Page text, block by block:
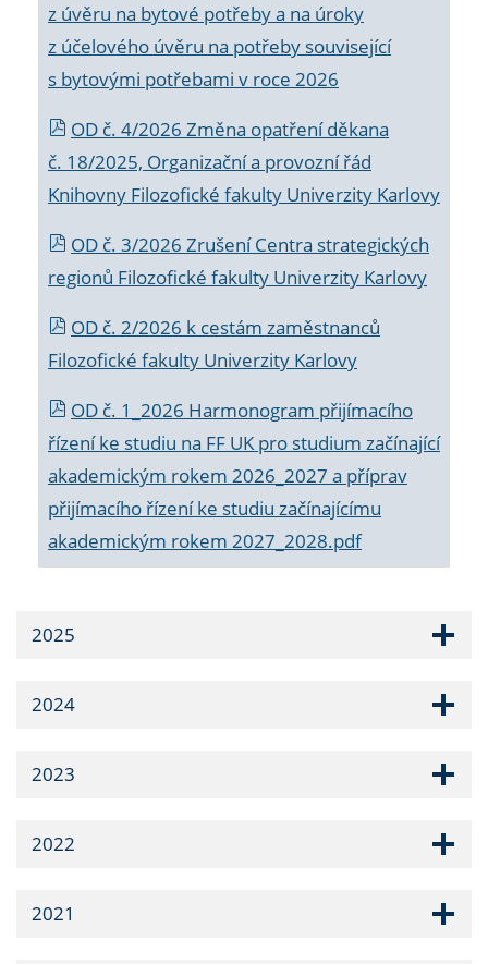
z úvěru na bytové potřeby a na úroky
z účelového úvěru na potřeby související
s bytovými potřebami v roce 2026
OD č. 4/2026 Změna opatření děkana
č. 18/2025, Organizační a provozní řád
Knihovny Filozofické fakulty Univerzity Karlovy
OD č. 3/2026 Zrušení Centra strategických
regionů Filozofické fakulty Univerzity Karlovy
OD č. 2/2026 k cestám zaměstnanců
Filozofické fakulty Univerzity Karlovy
OD č. 1_2026 Harmonogram přijímacího
řízení ke studiu na FF UK pro studium začínající
akademickým rokem 2026_2027 a příprav
přijímacího řízení ke studiu začínajícímu
akademickým rokem 2027_2028.pdf
2025
2024
2023
2022
2021